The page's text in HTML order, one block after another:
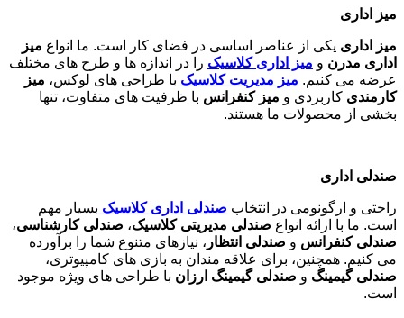
میز اداری
میز اداری یکی از عناصر اساسی در فضای کار است. ما انواع میز
اداری مدرن و میز اداری کلاسیک را در اندازه ها و طرح های مختلف
عرضه می کنیم. میز مدیریت کلاسیک با طراحی های لوکس، میز
کارمندی کاربردی و میز کنفرانس با ظرفیت های متفاوت، تنها
بخشی از محصولات ما هستند.
صندلی اداری
راحتی و ارگونومی در انتخاب صندلی اداری کلاسیک بسیار مهم
است. ما با ارائه انواع صندلی مدیریتی کلاسیک، صندلی کارشناسی،
صندلی کنفرانس و صندلی انتظار ، نیازهای متنوع شما را برآورده
می کنیم. همچنین، برای علاقه مندان به بازی های کامپیوتری،
صندلی گیمینگ و صندلی گیمینگ ارزان با طراحی های ویژه موجود
است.